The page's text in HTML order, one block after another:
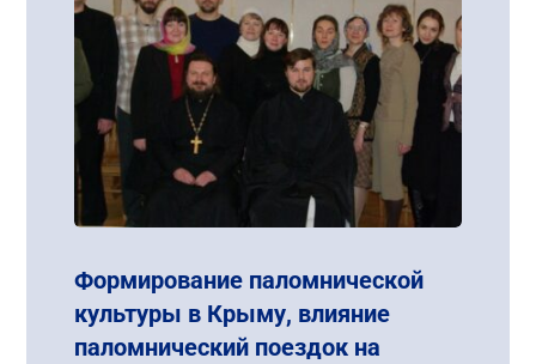
Формирование паломнической
культуры в Крыму, влияние
паломнический поездок на